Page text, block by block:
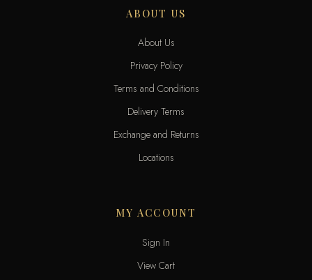
ABOUT US
About Us
Privacy Policy
Terms and Conditions
Delivery Terms
Exchange and Returns
Locations
MY ACCOUNT
Sign In
View Cart